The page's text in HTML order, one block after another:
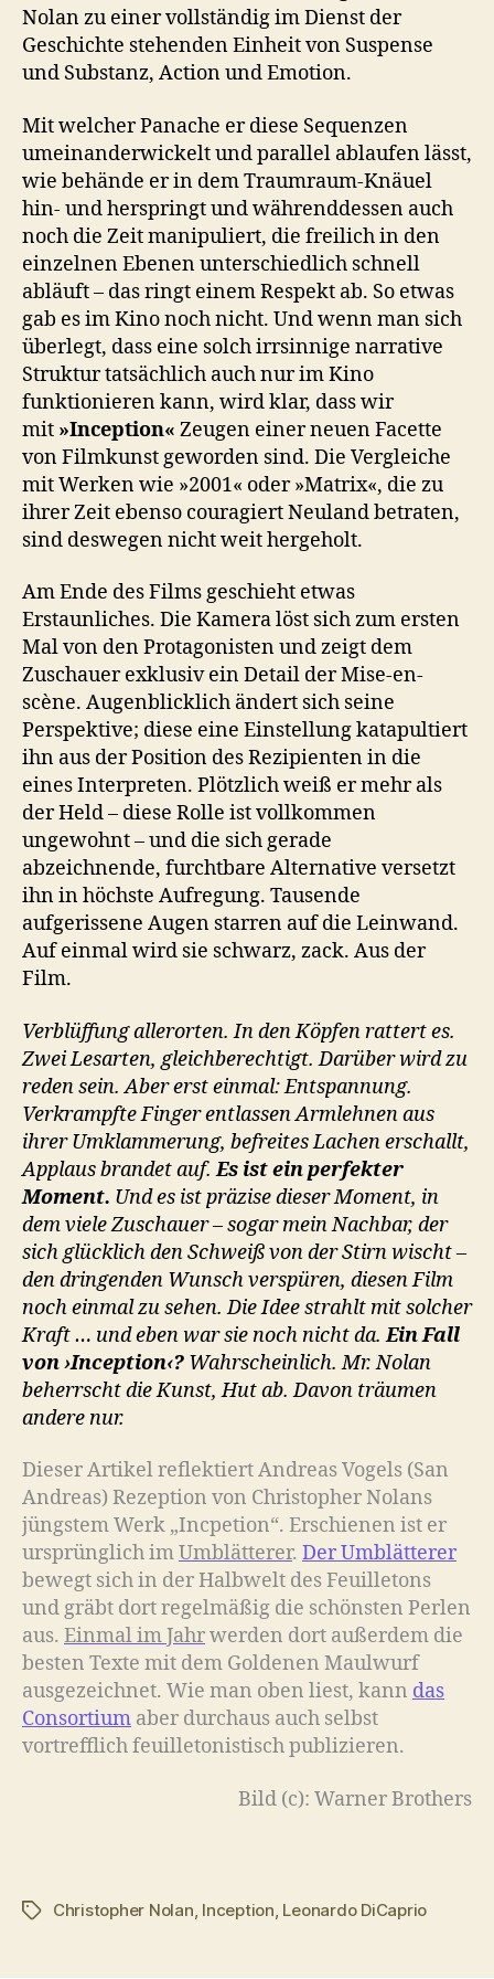
Nolan zu einer vollständig im Dienst der
Geschichte stehenden Einheit von Suspense
und Substanz, Action und Emotion.
Mit welcher Panache er diese Sequenzen
umeinanderwickelt und parallel ablaufen lässt,
wie behände er in dem Traumraum-Knäuel
hin- und herspringt und währenddessen auch
noch die Zeit manipuliert, die freilich in den
einzelnen Ebenen unterschiedlich schnell
abläuft – das ringt einem Respekt ab. So etwas
gab es im Kino noch nicht. Und wenn man sich
überlegt, dass eine solch irrsinnige narrative
Struktur tatsächlich auch nur im Kino
funktionieren kann, wird klar, dass wir
mit »Inception« Zeugen einer neuen Facette
von Filmkunst geworden sind. Die Vergleiche
mit Werken wie »2001« oder »Matrix«, die zu
ihrer Zeit ebenso couragiert Neuland betraten,
sind deswegen nicht weit hergeholt.
Am Ende des Films geschieht etwas
Erstaunliches. Die Kamera löst sich zum ersten
Mal von den Protagonisten und zeigt dem
Zuschauer exklusiv ein Detail der Mise-en-
scène. Augenblicklich ändert sich seine
Perspektive; diese eine Einstellung katapultiert
ihn aus der Position des Rezipienten in die
eines Interpreten. Plötzlich weiß er mehr als
der Held – diese Rolle ist vollkommen
ungewohnt – und die sich gerade
abzeichnende, furchtbare Alternative versetzt
ihn in höchste Aufregung. Tausende
aufgerissene Augen starren auf die Leinwand.
Auf einmal wird sie schwarz, zack. Aus der
Film.
Verblüffung allerorten. In den Köpfen rattert es.
Zwei Lesarten, gleich­berechtigt. Darüber wird zu
reden sein. Aber erst einmal: Entspannung.
Verkrampfte Finger entlassen Armlehnen aus
ihrer Umklammerung, befreites Lachen erschallt,
Applaus brandet auf.Es ist ein perfekter
Moment. Und es ist präzise dieser Moment, in
dem viele Zuschauer – sogar mein Nachbar, der
sich glücklich den Schweiß von der Stirn wischt –
den dringenden Wunsch verspüren, diesen Film
noch einmal zu sehen. Die Idee strahlt mit solcher
Kraft … und eben war sie noch nicht da.Ein Fall
von ›Inception‹? Wahrscheinlich. Mr. Nolan
beherrscht die Kunst, Hut ab. Davon träumen
andere nur.
Dieser Artikel reflektiert Andreas Vogels (San
Andreas) Rezeption von Christopher Nolans
jüngstem Werk „Incpetion“. Erschienen ist er
ursprünglich imUmblätterer. Der Umblätterer
bewegt sich in der Halbwelt des Feuilletons
und gräbt dort regelmäßig die schönsten Perlen
aus. Einmal im Jahrwerden dort außerdem die
besten Texte mit dem Goldenen Maulwurf
ausgezeichnet. Wie man oben liest, kann das
Consortium aber durchaus auch selbst
vortrefflich feuilletonistisch publizieren.
Bild (c): Warner Brothers
Schlagwörter
Christopher Nolan, Inception, Leonardo DiCaprio